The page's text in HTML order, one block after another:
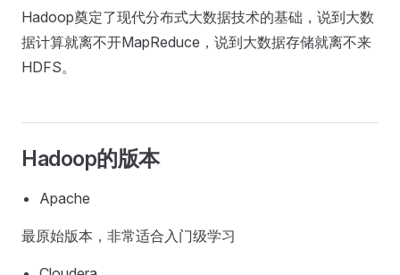
Hadoop奠定了现代分布式大数据技术的基础，说到大数
据计算就离不开MapReduce，说到大数据存储就离不来
HDFS。
Hadoop的版本
Apache
最原始版本，非常适合入门级学习